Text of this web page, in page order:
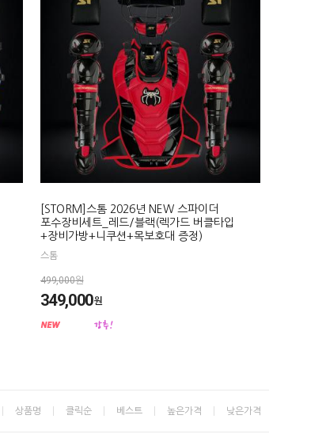
[STORM]스톰 2026년 NEW 스파이더
포수장비세트_레드/블랙(렉가드 버클타입
+장비가방+니쿠션+목보호대 증정)
스톰
499,000원
349,000원
상품명 클릭순 베스트 높은가격 낮은가격